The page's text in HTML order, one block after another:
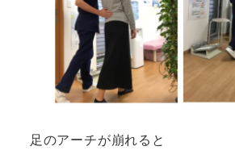
足のアーチが崩れると